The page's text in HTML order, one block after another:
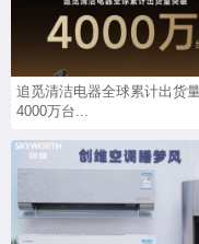
追觅清洁电器全球累计出货
4000万台...